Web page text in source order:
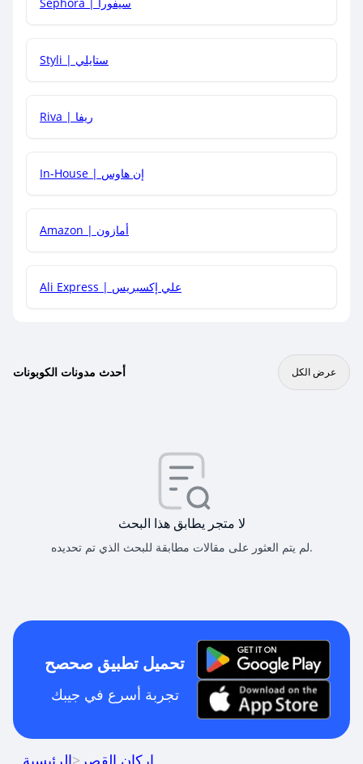
هل يمكنني جمع كود خصم مع العروض الأخرى؟
Styli | ستايلي
Riva | ريفا
In-House | إن هاوس
Amazon | أمازون
Ali Express | علي إكسبريس
أحدث مدونات الكوبونات عرض الكل
لا متجر يطابق هذا البحث
لم يتم العثور على مقالات مطابقة للبحث الذي تم تحديده.
تحميل تطبيق صحصح
تجربة أسرع في جيبك
الرئيسية> اركان القصر